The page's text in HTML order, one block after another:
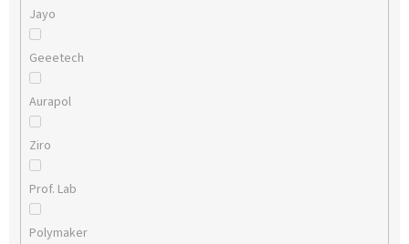
Jayo
Geeetech
Aurapol
Ziro
Prof. Lab
Polymaker